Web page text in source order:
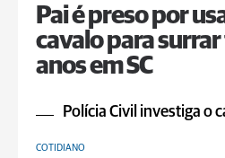
Pai é preso por
cavalo para surrar
anos em SC
Polícia Civil investiga o
COTIDIANO